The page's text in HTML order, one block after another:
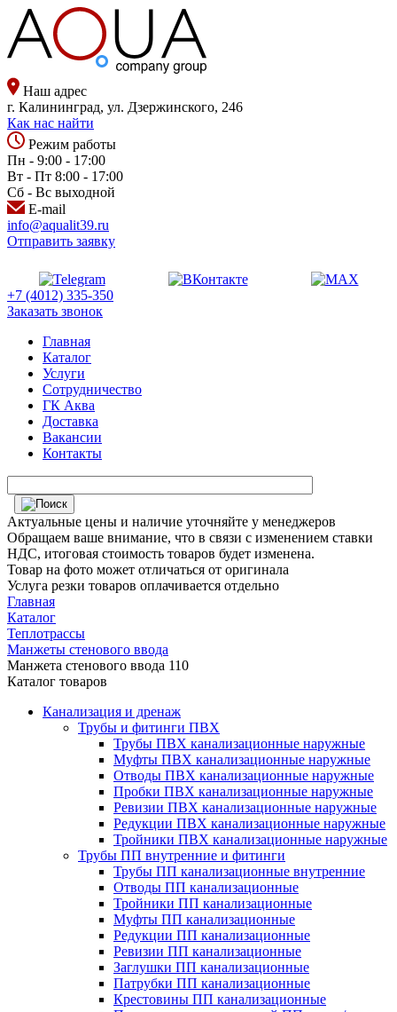
Наш адрес
г. Калининград, ул. Дзержинского, 246
Как нас найти
Режим работы
Пн - 9:00 - 17:00
Вт - Пт 8:00 - 17:00
Сб - Вс выходной
E-mail
info@aqualit39.ru
Отправить заявку
+7 (4012) 335-350
Заказать звонок
Главная
Каталог
Услуги
Сотрудничество
ГК Аква
Доставка
Вакансии
Контакты
Актуальные цены и наличие уточняйте у менеджеров
Обращаем ваше внимание, что в связи с изменением ставки
НДС, итоговая стоимость товаров будет изменена.
Товар на фото может отличаться от оригинала
Услуга резки товаров оплачивается отдельно
Главная
Каталог
Теплотрассы
Манжеты стенового ввода
Манжета стенового ввода 110
Каталог товаров
Канализация и дренаж
Трубы и фитинги ПВХ
Трубы ПВХ канализационные наружные
Муфты ПВХ канализационные наружные
Отводы ПВХ канализационные наружные
Пробки ПВХ канализационные наружные
Ревизии ПВХ канализационные наружные
Редукции ПВХ канализационные наружные
Тройники ПВХ канализационные наружные
Трубы ПП внутренние и фитинги
Трубы ПП канализационные внутренние
Отводы ПП канализационные
Тройники ПП канализационные
Муфты ПП канализационные
Редукции ПП канализационные
Ревизии ПП канализационные
Заглушки ПП канализационные
Патрубки ПП канализационные
Крестовины ПП канализационные